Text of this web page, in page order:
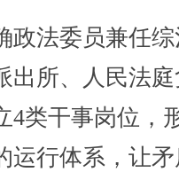
法委员兼任综
出所、人民法
4类干事岗位，
运行体系，让